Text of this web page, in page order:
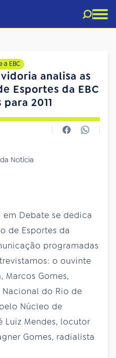
a EBC
analisa as
Esportes da EBC
2011
em Debate se dedica
de Esportes da
programadas
o ouvinte
Marcos Gomes,
do Rio de
Núcleo de
Luiz Mendes, locutor
Gomes, radialista